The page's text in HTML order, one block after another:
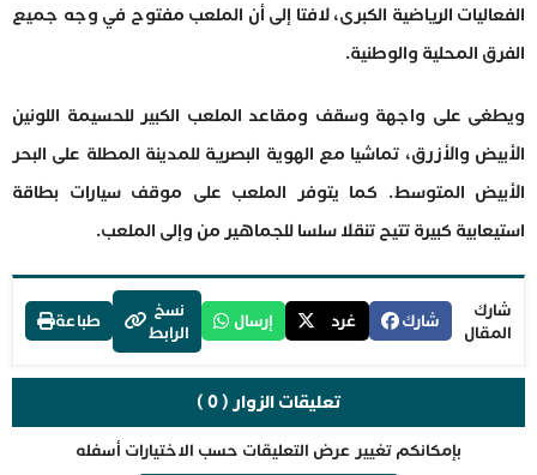
الفعاليات الرياضية الكبرى، لافتا إلى أن الملعب مفتوح في وجه جميع
الفرق المحلية والوطنية.
ويطغى على واجهة وسقف ومقاعد الملعب الكبير للحسيمة اللونين
الأبيض والأزرق، تماشيا مع الهوية البصرية للمدينة المطلة على البحر
الأبيض المتوسط. كما يتوفر الملعب على موقف سيارات بطاقة
استيعابية كبيرة تتيح تنقلا سلسا للجماهير من وإلى الملعب.
شارك
المقال
شارك غرد إرسال
نسخ
الرابط
طباعة
تعليقات الزوار ( 0 )
بإمكانكم تغيير عرض التعليقات حسب الاختيارات أسفله